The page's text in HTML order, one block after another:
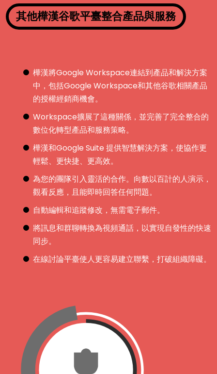
其他樺漢谷歌平臺整合產品與服務
樺漢將Google Workspace連結到產品和解決方案
中，包括Google Workspace和其他谷歌相關產品
的授權經銷商機會。
Workspace擴展了這種關係，並完善了完全整合的
數位化轉型產品和服務策略。
樺漢和Google Suite 提供智慧解決方案，使協作更
輕鬆、更快捷、更高效。
為您的團隊引入靈活的合作。向數以百計的人演示，
觀看反應，且能即時回答任何問題。
自動編輯和追蹤修改，無需電子郵件。
將訊息和群聊轉換為視頻通話，以實現自發性的快速
同步。
在線討論平臺使人更容易建立聯繫，打破組織障礙。